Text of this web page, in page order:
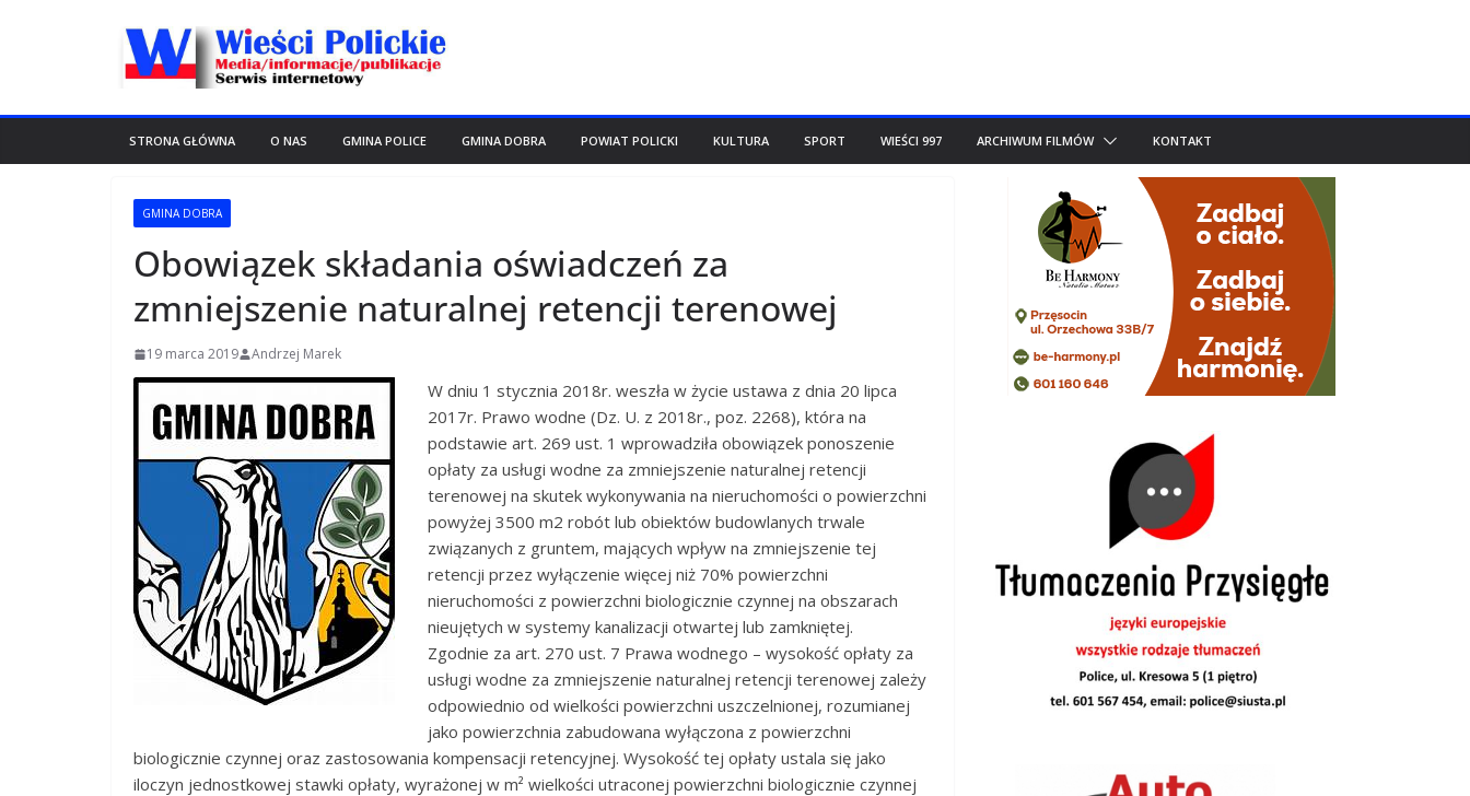
STRONA GŁÓWNA O NAS GMINA POLICE GMINA DOBRA POWIAT POLICKI KULTURA SPORT WIEŚCI 997 ARCHIWUM FILMÓW KONTAKT
GMINA DOBRA
Obowiązek składania oświadczeń za
zmniejszenie naturalnej retencji terenowej
19 marca 2019 Andrzej Marek
W dniu 1 stycznia 2018r. weszła w życie ustawa z dnia 20 lipca
2017r. Prawo wodne (Dz. U. z 2018r., poz. 2268), która na
podstawie art. 269 ust. 1 wprowadziła obowiązek ponoszenie
opłaty za usługi wodne za zmniejszenie naturalnej retencji
terenowej na skutek wykonywania na nieruchomości o powierzchni
powyżej 3500 m2 robót lub obiektów budowlanych trwale
związanych z gruntem, mających wpływ na zmniejszenie tej
retencji przez wyłączenie więcej niż 70% powierzchni
nieruchomości z powierzchni biologicznie czynnej na obszarach
nieujętych w systemy kanalizacji otwartej lub zamkniętej.
Zgodnie za art. 270 ust. 7 Prawa wodnego – wysokość opłaty za
usługi wodne za zmniejszenie naturalnej retencji terenowej zależy
odpowiednio od wielkości powierzchni uszczelnionej, rozumianej
jako powierzchnia zabudowana wyłączona z powierzchni
biologicznie czynnej oraz zastosowania kompensacji retencyjnej. Wysokość tej opłaty ustala się jako
iloczyn jednostkowej stawki opłaty, wyrażonej w m² wielkości utraconej powierzchni biologicznie czynnej